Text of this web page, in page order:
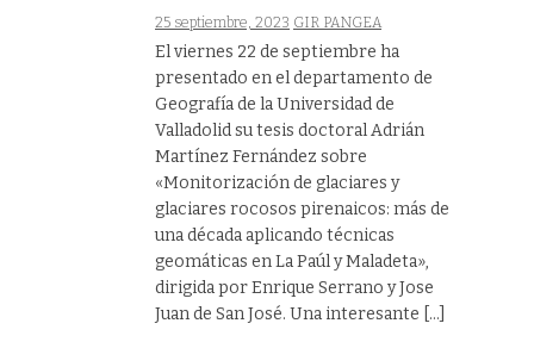
25 septiembre, 2023 GIR PANGEA
El viernes 22 de septiembre ha
presentado en el departamento de
Geografía de la Universidad de
Valladolid su tesis doctoral Adrián
Martínez Fernández sobre
«Monitorización de glaciares y
glaciares rocosos pirenaicos: más de
una década aplicando técnicas
geomáticas en La Paúl y Maladeta»,
dirigida por Enrique Serrano y Jose
Juan de San José. Una interesante […]